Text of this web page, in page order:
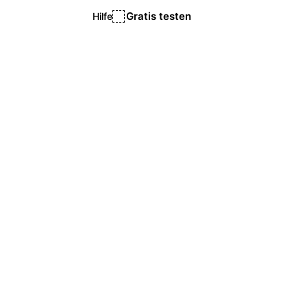
Hilfe Gratis testen